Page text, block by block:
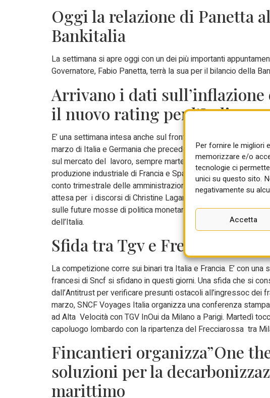
Per fornire le migliori
memorizzare e/o
tecnologie ci
unici su questo sito.
negativamente su
Accetta
Oggi la relazione di Panetta
Bankitalia
La settimana si apre oggi con un dei più importanti
Governatore, Fabio Panetta, terrà la sua per il bilancio della
Arrivano i dati sull’inflazione
il nuovo rating per l’Italia
E’ una settimana intesa anche sul fronte dei dati
marzo di Italia e Germania che precedono quelli dell’eurozona
sul mercato del lavoro, sempre martedì, sia nella zona euro
produzione industriale di Francia e Spagna oltre che degli
conto trimestrale delle amministrazioni pubbliche, reddito e
attesa per i discorsi di Christine Lagarde martedi’ e di Jerome
sulle future mosse di politica monetaria e sull’impatto delle
dell’Italia.
Sfida tra Tgv e Frecciarossa
La competizione corre sui binari tra Italia e Francia. E’ con
francesi di Sncf si sfidano in questi giorni. Una sfida che si
dall’Antitrust per verificare presunti ostacoli all’ingressoc dei
marzo, SNCF Voyages Italia organizza una conferenza
ad Alta Velocità con TGV InOui da Milano a Parigi. Martedì
capoluogo lombardo con la ripartenza del Frecciarossa tra
Fincantieri organizza”One
soluzioni per la
marittimo